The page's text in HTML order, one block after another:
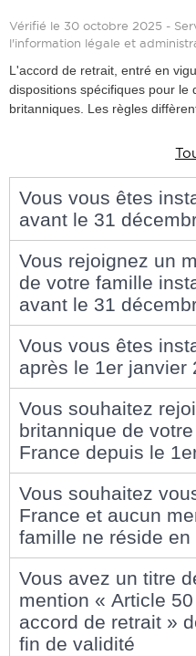
Vérifié le 30 octobre 2025 -
l'information légale et
L'accord de retrait, entré en
dispositions spécifiques pour le
britanniques. Les règles
Vous vous êtes
avant le 31
Vous rejoignez un
de votre famille
avant le 31
Vous vous êtes
après le 1er janvier
Vous souhaitez
britannique de
France depuis le
Vous souhaitez
France et aucun
famille ne réside en
Vous avez un titre
mention « Article
accord de retrait »
fin de validité